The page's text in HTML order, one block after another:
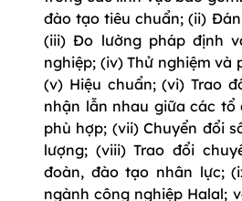
đào tạo tiêu chuẩn; (ii)
(iii) Đo lường pháp định
nghiệp; (iv) Thử nghiệm và
(v) Hiệu chuẩn; (vi) Trao
nhận lẫn nhau giữa các tổ
phù hợp; (vii) Chuyển đổi
lượng; (viii) Trao đổi
đoàn, đào tạo nhân lực;
ngành công nghiệp Halal;